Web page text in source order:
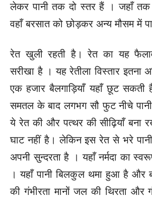
लेकर पानी तक दो स्तर हैं । जहाँ
वहाँ बरसात को छोड़कर अन्य मौसम में
रेत खुली रहती है। रेत का यह फैलाव
सरीखा है । यह रेतीला विस्तार
एक हजार बैलगाड़ियाँ यहाँ छूट
समतल के बाद लगभग सौ फुट नीचे
ये रेत की और पत्थर की सीढ़ियाँ बना
घाट नहीं है। लेकिन इस रेत से भरे
अपनी सुन्दरता है । यहाँ नर्मदा का
। यहाँ पानी बिलकुल थमा हुआ है और
की गंभीरता मानों जल की थिरता और